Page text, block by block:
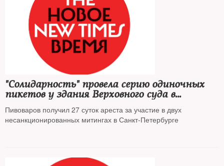
"Солидарность" провела серию одиночных
пикетов у здания Верховного суда в
поддержку Андрея Пивоварова
Пивоваров получил 27 суток ареста за участие в двух
несанкционированных митингах в Санкт-Петербурге